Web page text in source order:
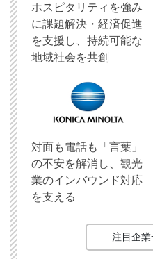
ホスピタリティを強み
に課題解決・経済促進
を支援し、持続可能な
地域社会を共創
対面も電話も「言葉」
の不安を解消し、観光
業のインバウンド対応
を支える
注目企業